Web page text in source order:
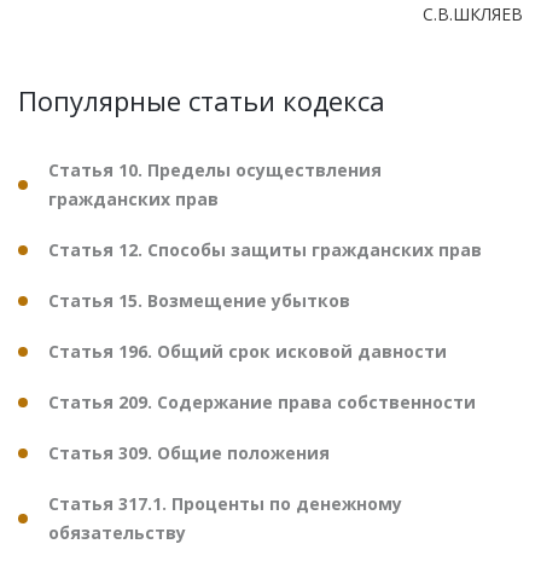
С.В.ШКЛЯЕВ
Популярные статьи кодекса
Статья 10. Пределы осуществления
гражданских прав
Статья 12. Способы защиты гражданских прав
Статья 15. Возмещение убытков
Статья 196. Общий срок исковой давности
Статья 209. Содержание права собственности
Статья 309. Общие положения
Статья 317.1. Проценты по денежному
обязательству